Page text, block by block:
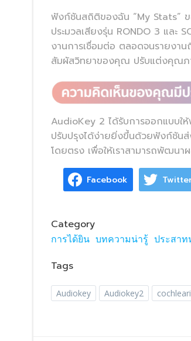
ฟังก์ชันสถิติของฉัน “My Stats” ข
ประมวลเสียงรุ่น RONDO 3 และ
งานการเชื่อมต่อ ตลอดจนรายงา
สัมผัสวิทยาของคุณ ปรับแต่งคุณภา
AudioKey 2 ได้รับการออกแบบใ
ปรับปรุงได้ง่ายยิ่งขึ้นด้วยฟังก์ชัน
โดยตรง เพื่อให้เราสามารถพัฒน
Facebook
Category
การได้ยิน บทความน่ารู้ ประสาท
Tags
Audiokey Audiokey2